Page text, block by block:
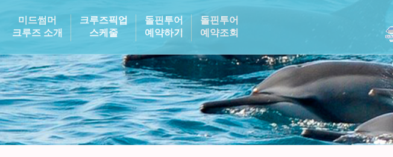
미드썸머
크루즈 소개
크루즈픽업
스케줄
돌핀투어
예약하기
돌핀투어
예약조회